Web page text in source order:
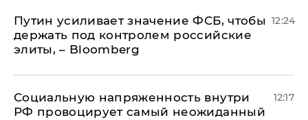
Путин усиливает значение ФСБ, чтобы
держать под контролем российские
элиты, – Bloomberg
12:24
Социальную напряженность внутри
РФ провоцирует самый неожиданный
12:17